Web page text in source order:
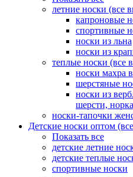
летние носки (все
капроновые
спортивные
носки из льна
носки из
теплые носки (все
носки махра
шерстяные
носки из
шерсти,
носки-тапочки
Детские носки оптом
Показать все
детские летние
детские теплые
спортивные носки